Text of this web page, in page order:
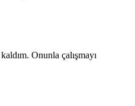
Onunla çalışmayı